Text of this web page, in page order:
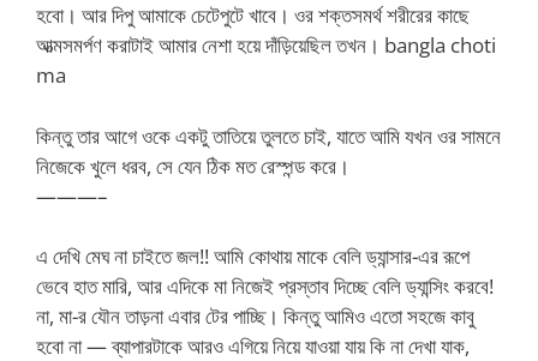
হবো। আর দিপু আমাকে চেটেপুটে খাবে। ওর শক্তসমর্থ শরীরের কাছে
আত্মসমর্পণ করাটাই আমার নেশা হয়ে দাঁড়িয়েছিল তখন। bangla choti
ma
কিন্তু তার আগে ওকে একটু তাতিয়ে তুলতে চাই, যাতে আমি যখন ওর সামনে
নিজেকে খুলে ধরব, সে যেন ঠিক মত রেস্পন্ড করে।
———–
এ দেখি মেঘ না চাইতে জল!! আমি কোথায় মাকে বেলি ড্যান্সার-এর রূপে
ভেবে হাত মারি, আর এদিকে মা নিজেই প্রস্তাব দিচ্ছে বেলি ড্যান্সিং করবে!
না, মা-র যৌন তাড়না এবার টের পাচ্ছি। কিন্তু আমিও এতো সহজে কাবু
হবো না — ব্যাপারটাকে আরও এগিয়ে নিয়ে যাওয়া যায় কি না দেখা যাক,